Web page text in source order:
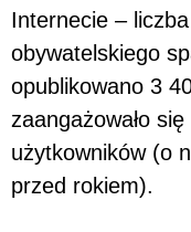
Internecie –
obywatelskiego
opublikowano 3
zaangażowało
użytkowników (o
przed rokiem).